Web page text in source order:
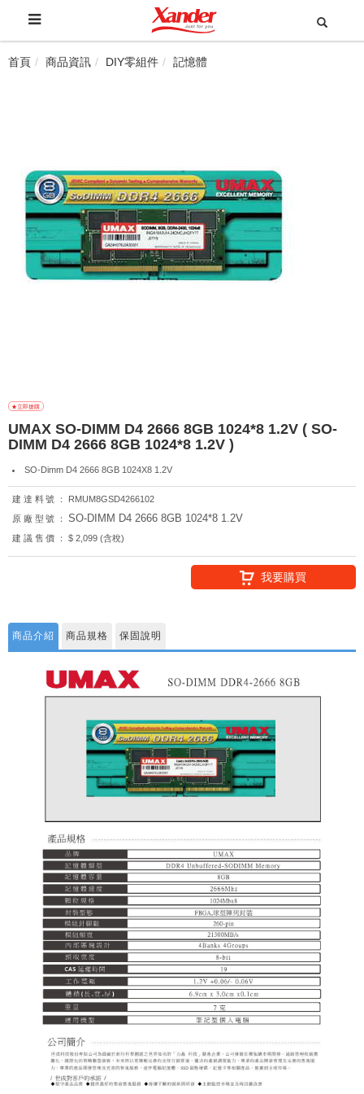
首頁 商品資訊 DIY零組件 記憶體
UMAX SO-DIMM D4 2666 8GB 1024*8 1.2V ( SO-
DIMM D4 2666 8GB 1024*8 1.2V )
SO-Dimm D4 2666 8GB 1024X8 1.2V
建達料號：
RMUM8GSD4266102
原廠型號：
SO-DIMM D4 2666 8GB 1024*8 1.2V
建議售價： $ 2,099 (含稅)
我要購買
商品介紹 商品規格 保固說明